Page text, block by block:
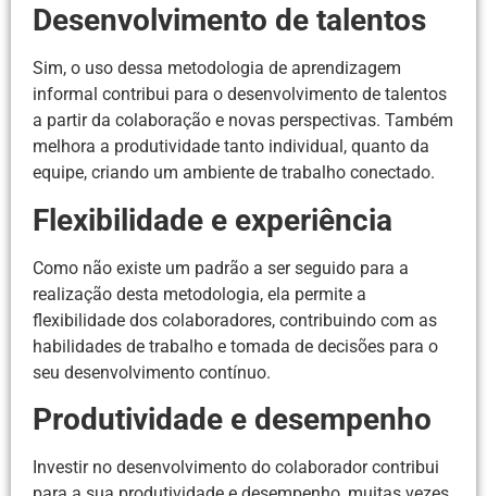
Desenvolvimento de talentos
Sim, o uso dessa metodologia de aprendizagem
informal contribui para o desenvolvimento de talentos
a partir da colaboração e novas perspectivas. Também
melhora a produtividade tanto individual, quanto da
equipe, criando um ambiente de trabalho conectado.
Flexibilidade e experiência
Como não existe um padrão a ser seguido para a
realização desta metodologia, ela permite a
flexibilidade dos colaboradores, contribuindo com as
habilidades de trabalho e tomada de decisões para o
seu desenvolvimento contínuo.
Produtividade e desempenho
Investir no desenvolvimento do colaborador contribui